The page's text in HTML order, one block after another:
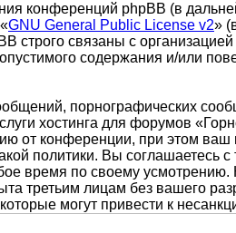
конференций phpBB (в
GNU General Public License v2»
строго связаны с
содержания и/или
порнографических
хостинга для форумов
конференции, при этом ваш
политики. Вы
время по своему
третьим лицам без вашего
могут привести к